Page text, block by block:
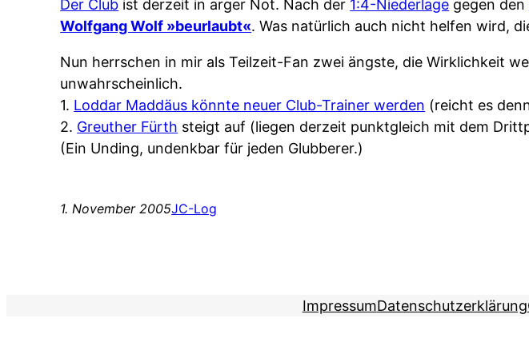
Der Club ist derzeit in arger Not. Nach der 1:4-Niederlage gegen den
Wolfgang Wolf »beurlaubt«. Was natürlich auch nicht helfen wird,
Nun herrschen in mir als Teilzeit-Fan zwei ängste, die Wirklichkeit
unwahrscheinlich.
1. Loddar Maddäus könnte neuer Club-Trainer werden (reicht es
2. Greuther Fürth steigt auf (liegen derzeit punktgleich mit dem
(Ein Unding, undenkbar für jeden Glubberer.)
1. November 2005JC-Log
ImpressumDatenschutzerklärung